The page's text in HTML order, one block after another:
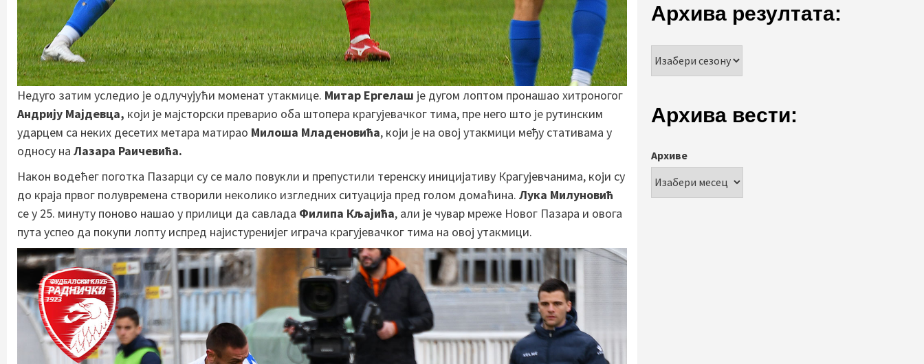
Недуго затим уследио је одлучујући моменат утакмице. Митар Ергелаш је дугом лоптом пронашао хитроногог
Андрију Мајдевца, који је мајсторски преварио оба штопера крагујевачког тима, пре него што је рутинским
ударцем са неких десетих метара матирао Милоша Младеновића, који је на овој утакмици међу стативама у
односу на Лазара Раичевића.
Након водећег поготка Пазарци су се мало повукли и препустили теренску иницијативу Крагујевчанима, који су
до краја првог полувремена створили неколико изгледних ситуација пред голом домаћина. Лука Милуновић
се у 25. минуту поново нашао у прилици да савлада Филипа Кљајића, али је чувар мреже Новог Пазара и овога
пута успео да покупи лопту испред најистуренијег играча крагујевачког тима на овој утакмици.
Архива резултата:
Архива вести:
Архиве